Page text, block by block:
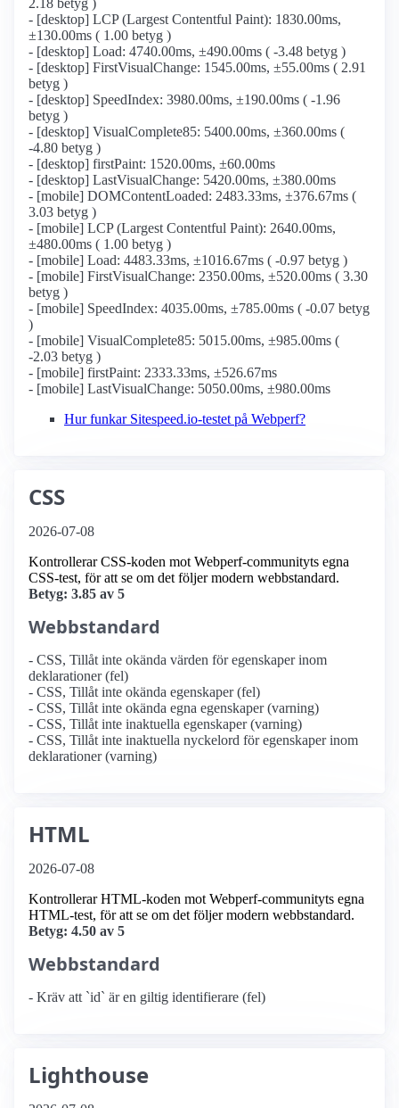
2.18 betyg )
- [desktop] LCP (Largest Contentful Paint): 1830.00ms,
±130.00ms ( 1.00 betyg )
- [desktop] Load: 4740.00ms, ±490.00ms ( -3.48 betyg )
- [desktop] FirstVisualChange: 1545.00ms, ±55.00ms ( 2.91
betyg )
- [desktop] SpeedIndex: 3980.00ms, ±190.00ms ( -1.96
betyg )
- [desktop] VisualComplete85: 5400.00ms, ±360.00ms (
-4.80 betyg )
- [desktop] firstPaint: 1520.00ms, ±60.00ms
- [desktop] LastVisualChange: 5420.00ms, ±380.00ms
- [mobile] DOMContentLoaded: 2483.33ms, ±376.67ms (
3.03 betyg )
- [mobile] LCP (Largest Contentful Paint): 2640.00ms,
±480.00ms ( 1.00 betyg )
- [mobile] Load: 4483.33ms, ±1016.67ms ( -0.97 betyg )
- [mobile] FirstVisualChange: 2350.00ms, ±520.00ms ( 3.30
betyg )
- [mobile] SpeedIndex: 4035.00ms, ±785.00ms ( -0.07 betyg
)
- [mobile] VisualComplete85: 5015.00ms, ±985.00ms (
-2.03 betyg )
- [mobile] firstPaint: 2333.33ms, ±526.67ms
- [mobile] LastVisualChange: 5050.00ms, ±980.00ms
Hur funkar Sitespeed.io-testet på Webperf?
CSS
2026-07-08
Kontrollerar CSS-koden mot Webperf-communityts egna
CSS-test, för att se om det följer modern webbstandard.
Betyg: 3.85 av 5
Webbstandard
- CSS, Tillåt inte okända värden för egenskaper inom
deklarationer (fel)
- CSS, Tillåt inte okända egenskaper (fel)
- CSS, Tillåt inte okända egna egenskaper (varning)
- CSS, Tillåt inte inaktuella egenskaper (varning)
- CSS, Tillåt inte inaktuella nyckelord för egenskaper inom
deklarationer (varning)
HTML
2026-07-08
Kontrollerar HTML-koden mot Webperf-communityts egna
HTML-test, för att se om det följer modern webbstandard.
Betyg: 4.50 av 5
Webbstandard
- Kräv att `id` är en giltig identifierare (fel)
Lighthouse